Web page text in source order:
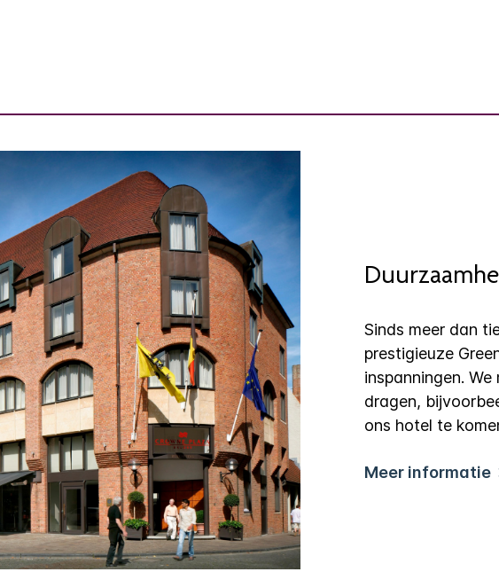
Sinds meer dan
prestigieuze
inspanningen.
dragen,
ons hotel te
Meer informatie